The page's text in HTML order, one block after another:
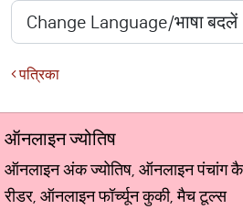
पत्रिका
ऑनलाइन ज्योतिष
ऑनलाइन अंक ज्योतिष, ऑनलाइन पंचांग
रीडर, ऑनलाइन फॉर्च्यून कुकी, मैच टूल्स